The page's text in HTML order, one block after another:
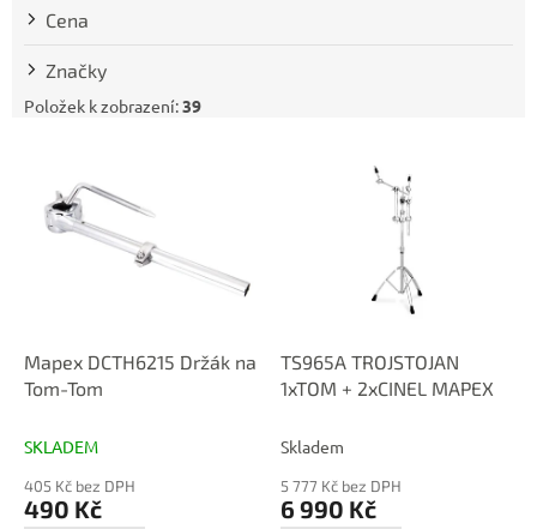
Cena
Značky
Položek k zobrazení:39
Mapex DCTH6215 Držák na
Tom-Tom
SKLADEM
405 Kč bez DPH
490 Kč
TS965A TROJSTOJAN
1xTOM + 2xCINEL MAPEX
Skladem
5 777 Kč bez DPH
6 990 Kč